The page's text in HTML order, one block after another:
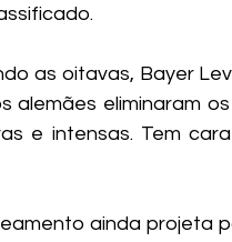
as oitavas, Bayer
alemães eliminaram
e intensas. Tem
ainda projeta